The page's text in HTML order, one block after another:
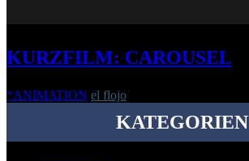
KURZFILM: CAROUSEL
*ANIMATION el flojo
KATEGORIEN